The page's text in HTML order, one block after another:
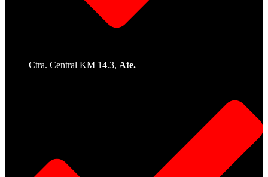
Ctra. Central KM 14.3, Ate.